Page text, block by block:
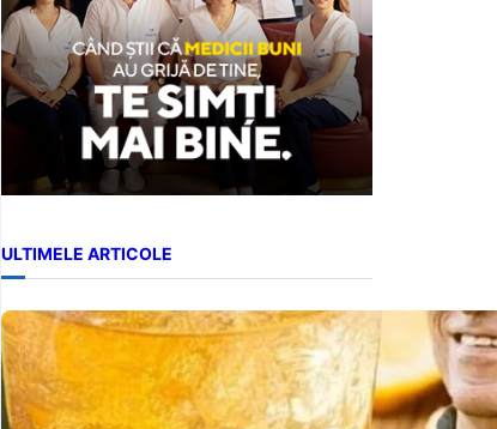
ULTIMELE ARTICOLE